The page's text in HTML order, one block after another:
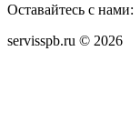
Оставайтесь с нами:
servisspb.ru © 2026